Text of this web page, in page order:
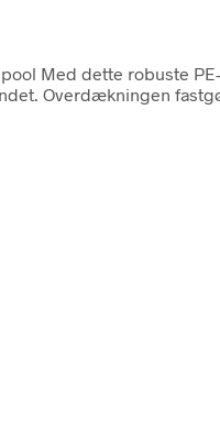
pool Med dette robuste
Overdækningen